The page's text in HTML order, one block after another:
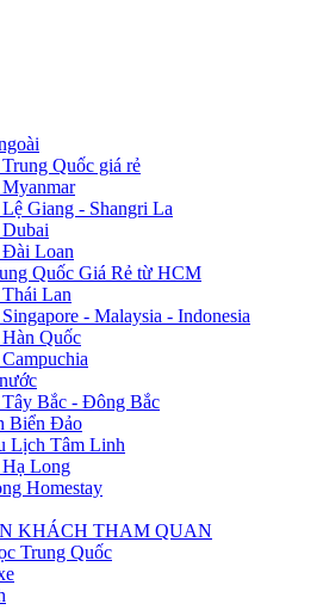
Quốc giá rẻ
Giang - Shangri La
Loan
Quốc Giá Rẻ từ HCM
Lan
- Malaysia - Indonesia
Quốc
Bắc - Đông Bắc
Biển Đảo
Lịch Tâm Linh
Long
Homestay
KHÁCH THAM QUAN
Trung Quốc